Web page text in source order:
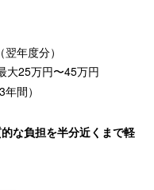
年度分）
大25万円〜45万円
間）
な負担を半分近くまで軽